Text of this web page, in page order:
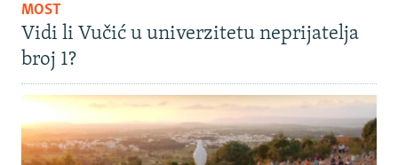
MOST
Vidi li Vučić u univerzitetu neprijatelja
broj 1?